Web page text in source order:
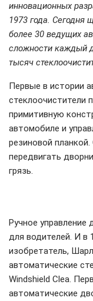
инновационных
1973 года. Сегодня
более 30 ведущих
сложности каждый
тысяч
Первые в истории
стеклоочистители
примитивную
автомобиле и
резиновой
передвигать
грязь.
Ручное
для водителей. И в
изобретатель,
автоматические
Windshield Clea.
автоматические